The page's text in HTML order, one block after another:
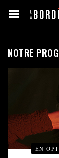
NOTRE
EN